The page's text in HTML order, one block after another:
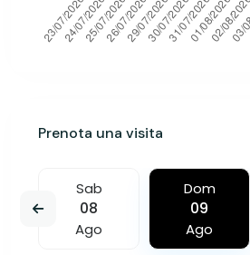
Prenota una visita
Sab
08
Ago
Dom
09
Ago